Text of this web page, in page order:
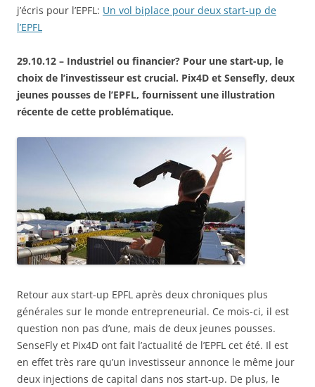
j’écris pour l’EPFL: Un vol biplace pour deux start-up de
l’EPFL
29.10.12 – Industriel ou financier? Pour une start-up, le
choix de l’investisseur est crucial. Pix4D et Sensefly, deux
jeunes pousses de l’EPFL, fournissent une illustration
récente de cette problématique.
Retour aux start-up EPFL après deux chroniques plus
générales sur le monde entrepreneurial. Ce mois-ci, il est
question non pas d’une, mais de deux jeunes pousses.
SenseFly et Pix4D ont fait l’actualité de l’EPFL cet été. Il est
en effet très rare qu’un investisseur annonce le même jour
deux injections de capital dans nos start-up. De plus, le